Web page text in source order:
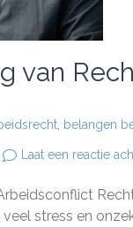
van
belangen
Laat een reactie
stress en